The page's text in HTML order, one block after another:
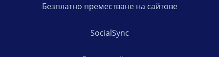
Безплатно преместване на сайтове
SocialSync